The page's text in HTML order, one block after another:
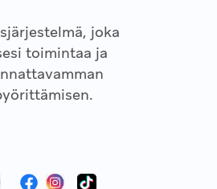
joka
toimintaa ja